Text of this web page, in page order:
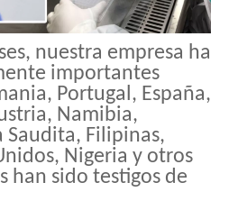
nuestra empresa ha
importantes
Portugal, España,
Namibia,
Saudita, Filipinas,
Nigeria y otros
han sido testigos de